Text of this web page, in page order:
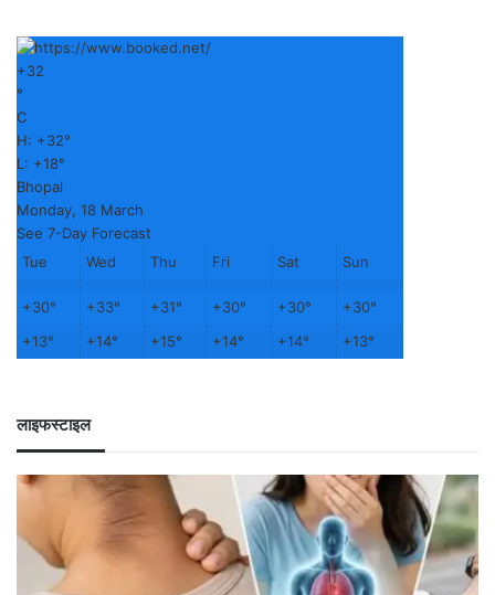
+32
°
C
H: +32°
L: +18°
Bhopal
Monday, 18 March
See 7-Day Forecast
Tue
Wed Thu Fri Sat Sun
+30° +33° +31° +30° +30° +30°
+13° +14° +15° +14° +14° +13°
लाइफस्टाइल